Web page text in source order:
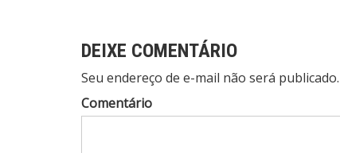
DEIXE COMENTÁRIO
Seu endereço de e-mail não será
Comentário